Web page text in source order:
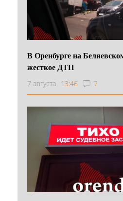
В Оренбурге на
жесткое ДТП
7 августа 13:46 7